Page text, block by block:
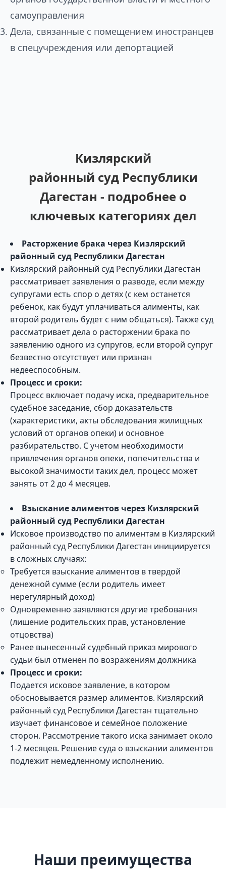
самоуправления
Дела, связанные с помещением иностранцев
в спецучреждения или депортацией
Кизлярский
районный суд Республики
Дагестан - подробнее о
ключевых категориях дел
Расторжение брака через Кизлярский
районный суд Республики Дагестан
Кизлярский районный суд Республики Дагестан
рассматривает заявления о разводе, если между
супругами есть спор о детях (с кем останется
ребенок, как будут уплачиваться алименты, как
второй родитель будет с ним общаться). Также суд
рассматривает дела о расторжении брака по
заявлению одного из супругов, если второй супруг
безвестно отсутствует или признан
недееспособным.
Процесс и сроки:
Процесс включает подачу иска, предварительное
судебное заседание, сбор доказательств
(характеристики, акты обследования жилищных
условий от органов опеки) и основное
разбирательство. С учетом необходимости
привлечения органов опеки, попечительства и
высокой значимости таких дел, процесс может
занять от 2 до 4 месяцев.
Взыскание алиментов через Кизлярский
районный суд Республики Дагестан
Исковое производство по алиментам в Кизлярский
районный суд Республики Дагестан инициируется
в сложных случаях:
Требуется взыскание алиментов в твердой
денежной сумме (если родитель имеет
нерегулярный доход)
Одновременно заявляются другие требования
(лишение родительских прав, установление
отцовства)
Ранее вынесенный судебный приказ мирового
судьи был отменен по возражениям должника
Процесс и сроки:
Подается исковое заявление, в котором
обосновывается размер алиментов. Кизлярский
районный суд Республики Дагестан тщательно
изучает финансовое и семейное положение
сторон. Рассмотрение такого иска занимает около
1-2 месяцев. Решение суда о взыскании алиментов
подлежит немедленному исполнению.
Наши преимущества